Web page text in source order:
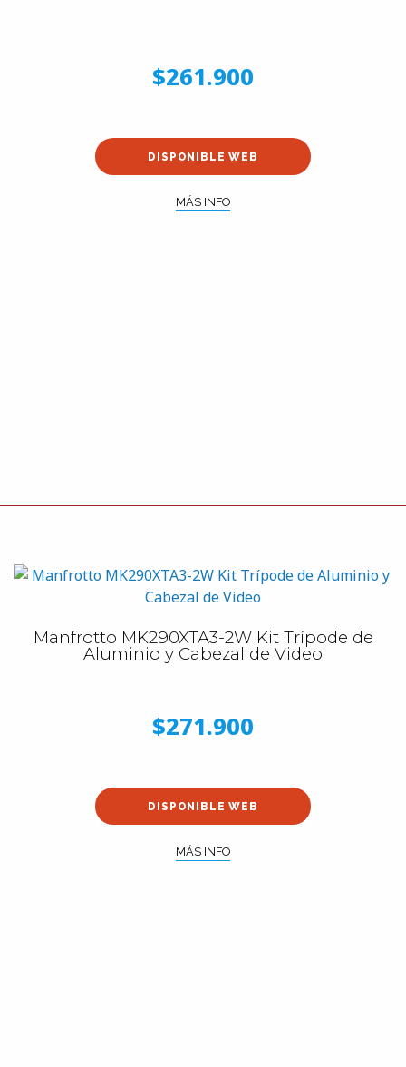
$261.900
DISPONIBLE WEB
MÁS INFO
Manfrotto MK290XTA3-2W Kit Trípode de
Aluminio y Cabezal de Video
$271.900
DISPONIBLE WEB
MÁS INFO